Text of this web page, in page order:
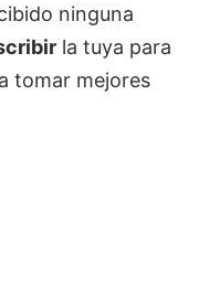
ninguna
la tuya para
tomar mejores